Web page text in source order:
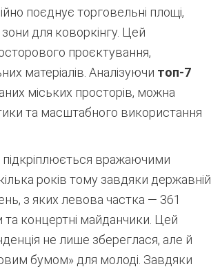
поєднує торговельні площі,
зони для коворкінгу. Цей
проєктування,
матеріалів. Аналізуючи топ-7
міських просторів, можна
та масштабного використання
підкріплюється вражаючими
років тому завдяки державній
з яких левова частка — 361
концертні майданчики. Цей
не лише збереглася, але й
бумом» для молоді. Завдяки